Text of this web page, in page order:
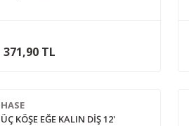
371,90 TL
HASE
ÜÇ KÖŞE EĞE KALIN DİŞ 12'